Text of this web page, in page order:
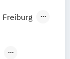
Freiburg